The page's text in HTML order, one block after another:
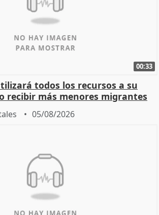
00:33
todos los recursos a su
recibir más menores migrantes
05/08/2026